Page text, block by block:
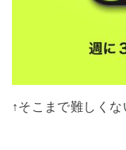
↑そこまで難しく